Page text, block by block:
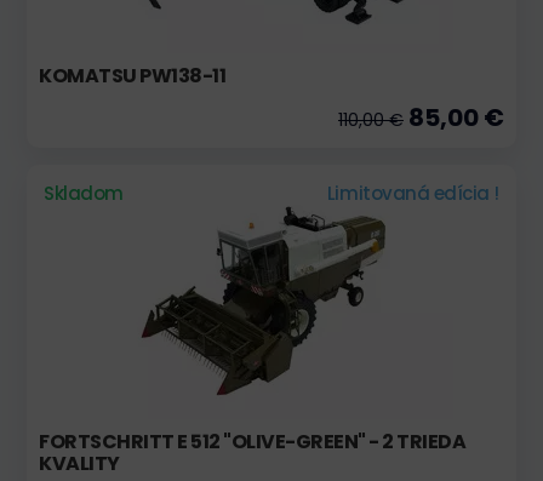
KOMATSU PW138-11
110,00 € 85,00 €
Skladom Limitovaná edícia !
FORTSCHRITT E 512 "OLIVE-GREEN" - 2 TRIEDA
KVALITY